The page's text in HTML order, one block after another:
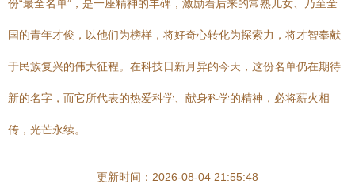
份“最全名单”，是一座精神的丰碑，激励着后来的常熟儿女、乃至全
国的青年才俊，以他们为榜样，将好奇心转化为探索力，将才智奉献
于民族复兴的伟大征程。在科技日新月异的今天，这份名单仍在期待
新的名字，而它所代表的热爱科学、献身科学的精神，必将薪火相
传，光芒永续。
更新时间：2026-08-04 21:55:48